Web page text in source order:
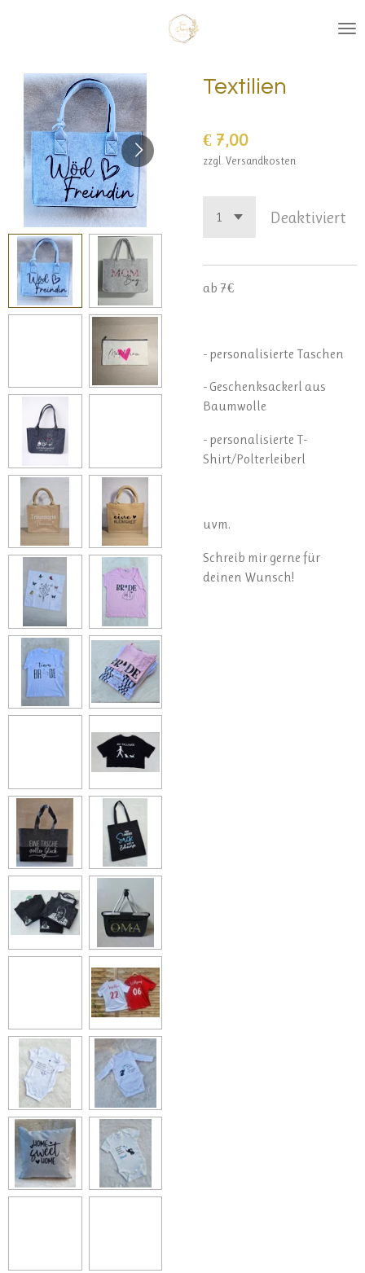
Textilien
€ 7,00
zzgl. Versandkosten
Deaktiviert
ab 7€
- personalisierte Taschen
- Geschenksackerl aus
Baumwolle
- personalisierte T-
Shirt/Polterleiberl
uvm.
Schreib mir gerne für
deinen Wunsch!